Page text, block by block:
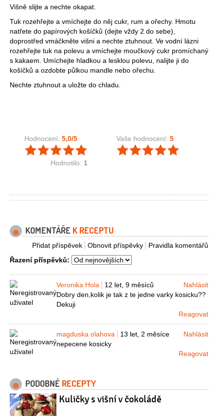
Višně slijte a nechte okapat.
Tuk rozehřejte a vmíchejte do něj cukr, rum a ořechy. Hmotu
natřete do papírových košíčků (dejte vždy 2 do sebe),
doprostřed vmáčkněte višni a nechte ztuhnout. Ve vodní lázni
rozehřejte tuk na polevu a vmíchejte moučkový cukr promíchaný
s kakaem. Umíchejte hladkou a lesklou polevu, nalijte ji do
košíčků a ozdobte půlkou mandle nebo ořechu.
Nechte ztuhnout a uložte do chladu.
Hodnocení: 5,0/5
Hodnotilo: 1
Vaše hodnocení: 5
KOMENTÁŘE K RECEPTU
Pravidla komentářů
Obnovit příspěvky
Přidat příspěvek
Řazení příspěvků:
Veronika Hola 12 let, 9 měsíců
Nahlásit
Dobry den,kolik je tak z te jedne varky kosicku??
Dekuji
Reagovat
magduska olahova 13 let, 2 měsíce
Nahlásit
nepecene kosicky
Reagovat
PODOBNÉ RECEPTY
Kuličky s višní v čokoládě